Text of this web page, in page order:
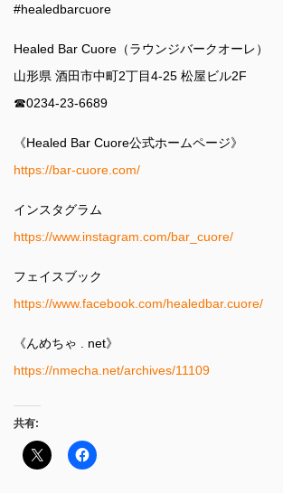
#healedbarcuore
Healed Bar Cuore（ラウンジバークオーレ）
山形県 酒田市中町2丁目4-25 松屋ビル2F
☎︎0234-23-6689
《Healed Bar Cuore公式ホームページ》
https://bar-cuore.com/
インスタグラム
https://www.instagram.com/bar_cuore/
フェイスブック
https://www.facebook.com/healedbar.cuore/
《んめちゃ . net》
https://nmecha.net/archives/11109
共有: